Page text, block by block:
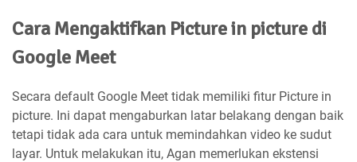
Cara Mengaktifkan Picture in picture di
Google Meet
Secara default Google Meet tidak memiliki fitur Picture in
picture. Ini dapat mengaburkan latar belakang dengan baik
tetapi tidak ada cara untuk memindahkan video ke sudut
layar. Untuk melakukan itu, Agan memerlukan ekstensi